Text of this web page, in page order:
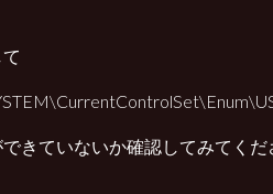
きていないか確認してみてくだ